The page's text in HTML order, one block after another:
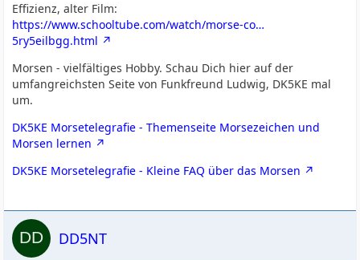
Effizienz, alter Film:
https://www.schooltube.com/watch/morse-co…
5ry5eilbgg.html
Morsen - vielfältiges Hobby. Schau Dich hier auf der
umfangreichsten Seite von Funkfreund Ludwig, DK5KE mal
um.
DK5KE Morsetelegrafie - Themenseite Morsezeichen und
Morsen lernen
DK5KE Morsetelegrafie - Kleine FAQ über das Morsen
DD5NT